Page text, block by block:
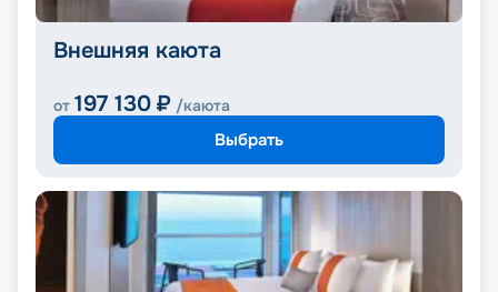
Внешняя каюта
от 197 130 ₽ /каюта
Выбрать